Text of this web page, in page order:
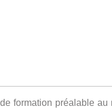
formation préalable